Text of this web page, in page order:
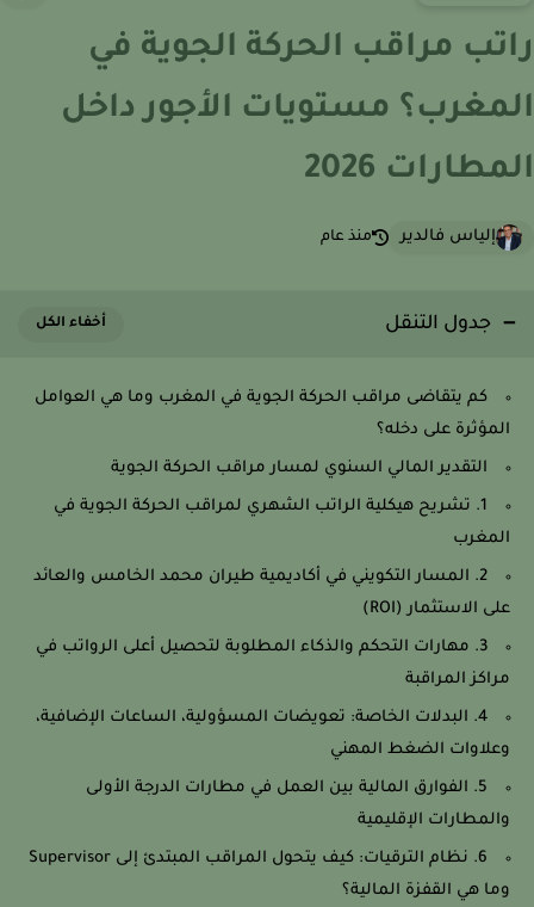
مراقب الحركة الجوية في
مستويات الأجور داخل
2026
إلياس فالدير منذ عام
جدول التنقل
كم يتقاضى مراقب الحركة الجوية في المغرب وما هي العوامل
المؤثرة على دخله؟
التقدير المالي السنوي لمسار مراقب الحركة الجوية
1. تشريح هيكلية الراتب الشهري لمراقب الحركة الجوية في
المغرب
2. المسار التكويني في أكاديمية طيران محمد الخامس والعائد
على الاستثمار (ROI)
3. مهارات التحكم والذكاء المطلوبة لتحصيل أعلى الرواتب في
مراكز المراقبة
4. البدلات الخاصة: تعويضات المسؤولية، الساعات الإضافية،
وعلاوات الضغط المهني
5. الفوارق المالية بين العمل في مطارات الدرجة الأولى
والمطارات الإقليمية
6. نظام الترقيات: كيف يتحول المراقب المبتدئ إلى Supervisor
وما هي القفزة المالية؟